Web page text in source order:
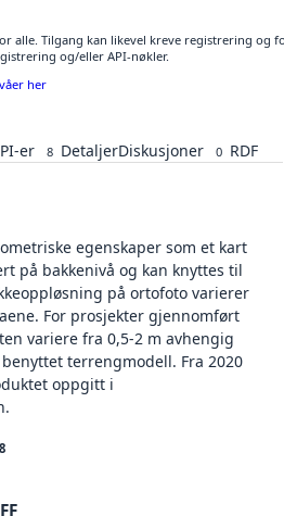
alle. Tilgang kan likevel kreve registrering og
og/eller API-nøkler.
her
er 8 DetaljerDiskusjoner 0 RDF
egenskaper som et kart
på bakkenivå og kan knyttes til
på ortofoto varierer
For prosjekter gjennomført
variere fra 0,5-2 m avhengig
terrengmodell. Fra 2020
oppgitt i
8